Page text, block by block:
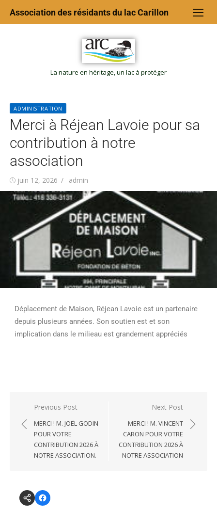
La nature en héritage, un lac à protéger
Association des résidants du lac Carillon
ADMINISTRATION
Merci à Réjean Lavoie pour sa
contribution à notre
association
juin 12, 2026 admin
Déplacement de Maison, Réjean Lavoie est un partenaire
depuis plusieurs années. Son soutien est et son
implication dans le milieau est grandement appréciés
Previous Post
MERCI ! M. JOËL GODIN
POUR VOTRE
CONTRIBUTION 2026 À
NOTRE ASSOCIATION.
Next Post
MERCI ! M. VINCENT
CARON POUR VOTRE
CONTRIBUTION 2026 À
NOTRE ASSOCIATION